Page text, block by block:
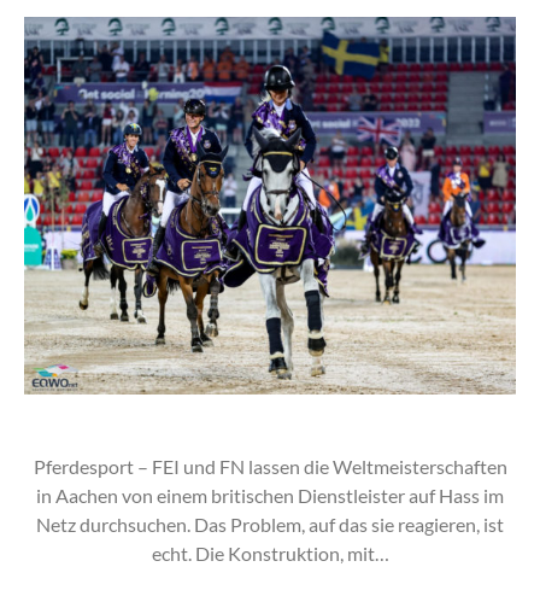
Pferdesport – FEI und FN lassen die Weltmeisterschaften
in Aachen von einem britischen Dienstleister auf Hass im
Netz durchsuchen. Das Problem, auf das sie reagieren, ist
echt. Die Konstruktion, mit…